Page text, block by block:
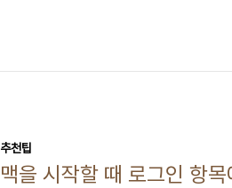
추천팁
맥을 시작할 때 로그인 항